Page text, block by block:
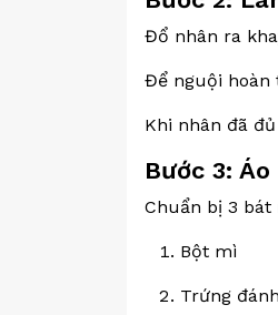
Đổ nhân ra
Để nguội hoàn
Khi nhân đã
Bước 3:
Chuẩn bị 3 bát
Bột mì
Trứng